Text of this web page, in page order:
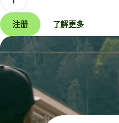
注册 了解更多